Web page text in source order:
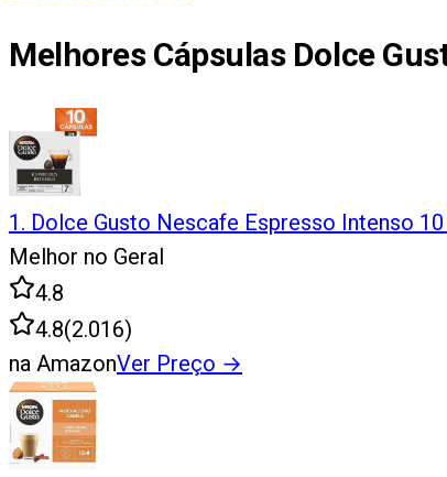
Melhores Cápsulas Dolce
1 . Dolce Gusto Nescafe Espresso Intenso 10
Melhor no Geral
4.8
4.8(2.016)
na AmazonVer Preço →